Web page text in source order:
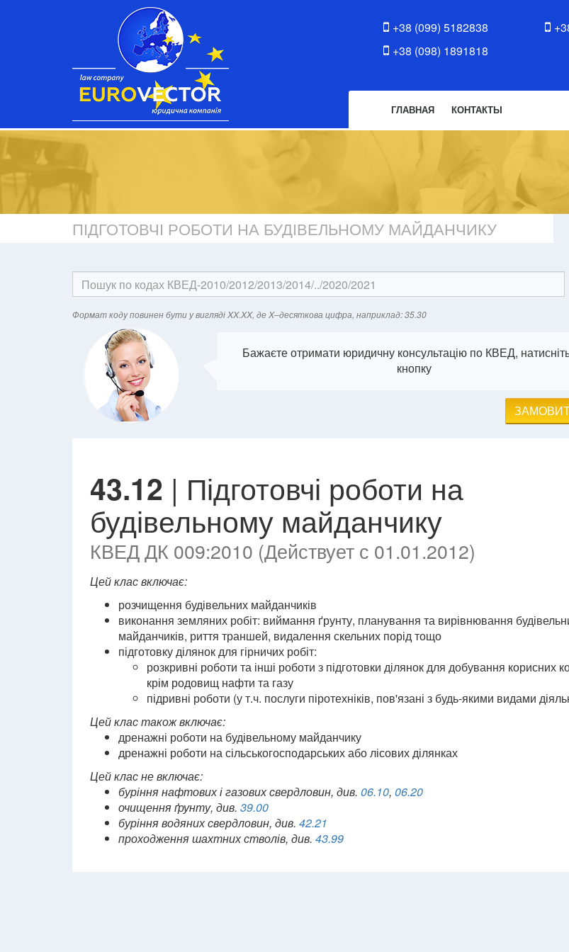
+38 (099) 5182838
+38 (098) 1891818
ГЛАВНАЯ КОНТАКТЫ
ПІДГОТОВЧІ РОБОТИ НА БУДІВЕЛЬНОМУ МАЙДАНЧИКУ
Формат кодy повинен бути у вигляді XX.XX, де X–десяткова цифра, наприклад: 35.30
Бажаєте отримати юридичну консультацію по КВЕД,
кнопку
43.12 | Підготовчі роботи на
будівельному майданчику
КВЕД ДК 009:2010 (Действует с 01.01.2012)
Цей клас включає:
розчищення будівельних майданчиків
виконання земляних робіт: виймання ґрунту, планування та вирівнювання
майданчиків, риття траншей, видалення скельних порід тощо
підготовку ділянок для гірничих робіт:
розкривні роботи та інші роботи з підготовки ділянок для добування корисних
крім родовищ нафти та газу
підривні роботи (у т.ч. послуги піротехніків, пов'язані з будь-якими видами
Цей клас також включає:
дренажні роботи на будівельному майданчику
дренажні роботи на сільськогосподарських або лісових ділянках
Цей клас не включає:
буріння нафтових і газових свердловин, див. 06.10, 06.20
очищення ґрунту, див. 39.00
буріння водяних свердловин, див. 42.21
проходження шахтних стволів, див. 43.99